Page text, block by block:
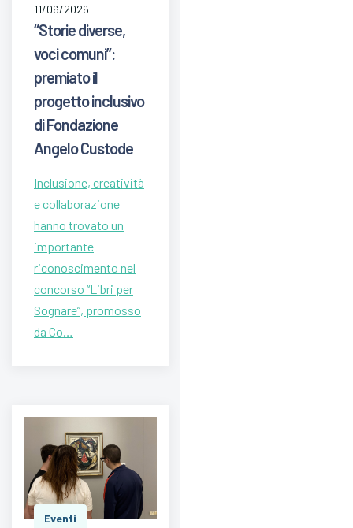
11/06/2026
“Storie diverse,
voci comuni”:
premiato il
progetto inclusivo
di Fondazione
Angelo Custode
Inclusione, creatività
e collaborazione
hanno trovato un
importante
riconoscimento nel
concorso “Libri per
Sognare”, promosso
da Co…
Eventi